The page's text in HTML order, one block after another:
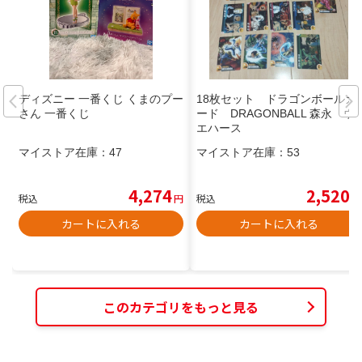
ディズニー 一番くじ くまのプー
さん 一番くじ
マイストア在庫： 47
税込 4,274円
カートに入れる
18枚セット ドラゴンボールカ
ード DRAGONBALL 森永 ウ
エハース
マイストア在庫： 53
税込 2,520
カートに入れる
このカテゴリをもっと見る